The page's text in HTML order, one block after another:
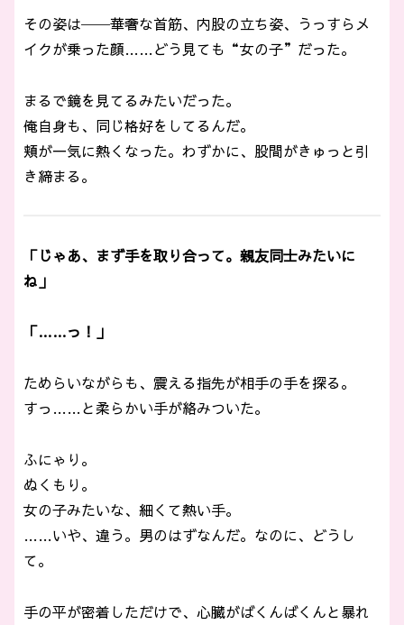
その姿は──華奢な首筋、内股の立ち姿、うっすらメ
イクが乗った顔……どう見ても“女の子”だった。
まるで鏡を見てるみたいだった。
俺自身も、同じ格好をしてるんだ。
頬が一気に熱くなった。わずかに、股間がきゅっと引
き締まる。
「じゃあ、まず手を取り合って。親友同士みたいに
ね」
「……っ！」
ためらいながらも、震える指先が相手の手を探る。
すっ……と柔らかい手が絡みついた。
ふにゃり。
ぬくもり。
女の子みたいな、細くて熱い手。
……いや、違う。男のはずなんだ。なのに、どうし
て。
手の平が密着しただけで、心臓がばくんばくんと暴れ